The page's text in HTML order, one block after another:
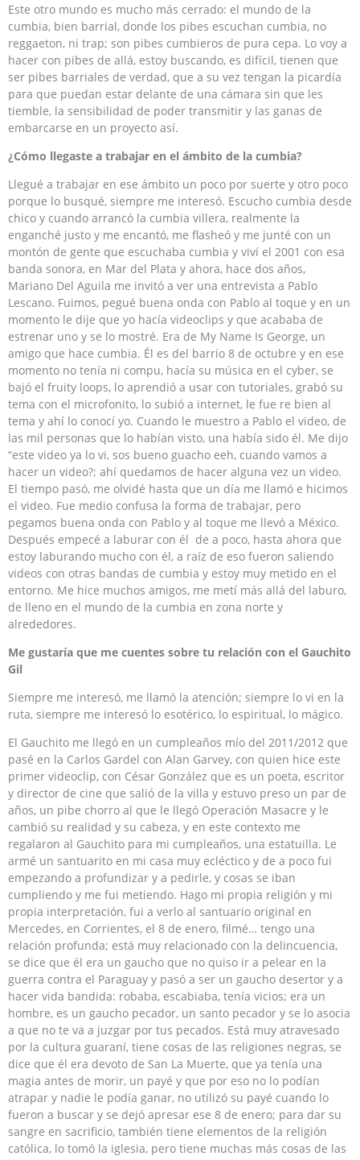
Este otro mundo es mucho más cerrado: el mundo de la
cumbia, bien barrial, donde los pibes escuchan cumbia, no
reggaeton, ni trap; son pibes cumbieros de pura cepa. Lo voy a
hacer con pibes de allá, estoy buscando, es difícil, tienen que
ser pibes barriales de verdad, que a su vez tengan la picardía
para que puedan estar delante de una cámara sin que les
tiemble, la sensibilidad de poder transmitir y las ganas de
embarcarse en un proyecto así.
¿Cómo llegaste a trabajar en el ámbito de la cumbia?
Llegué a trabajar en ese ámbito un poco por suerte y otro poco
porque lo busqué, siempre me interesó. Escucho cumbia desde
chico y cuando arrancó la cumbia villera, realmente la
enganché justo y me encantó, me flasheó y me junté con un
montón de gente que escuchaba cumbia y viví el 2001 con esa
banda sonora, en Mar del Plata y ahora, hace dos años,
Mariano Del Aguila me invitó a ver una entrevista a Pablo
Lescano. Fuimos, pegué buena onda con Pablo al toque y en un
momento le dije que yo hacía videoclips y que acababa de
estrenar uno y se lo mostré. Era de My Name Is George, un
amigo que hace cumbia. Él es del barrio 8 de octubre y en ese
momento no tenía ni compu, hacía su música en el cyber, se
bajó el fruity loops, lo aprendió a usar con tutoriales, grabó su
tema con el microfonito, lo subió a internet, le fue re bien al
tema y ahí lo conocí yo. Cuando le muestro a Pablo el video, de
las mil personas que lo habían visto, una había sido él. Me dijo
“este video ya lo vi, sos bueno guacho eeh, cuando vamos a
hacer un video?; ahí quedamos de hacer alguna vez un video.
El tiempo pasó, me olvidé hasta que un día me llamó e hicimos
el video. Fue medio confusa la forma de trabajar, pero
pegamos buena onda con Pablo y al toque me llevó a México.
Después empecé a laburar con él de a poco, hasta ahora que
estoy laburando mucho con él, a raíz de eso fueron saliendo
videos con otras bandas de cumbia y estoy muy metido en el
entorno. Me hice muchos amigos, me metí más allá del laburo,
de lleno en el mundo de la cumbia en zona norte y
alrededores.
Me gustaría que me cuentes sobre tu relación con el Gauchito
Gil
Siempre me interesó, me llamó la atención; siempre lo vi en la
ruta, siempre me interesó lo esotérico, lo espiritual, lo mágico.
El Gauchito me llegó en un cumpleaños mío del 2011/2012 que
pasé en la Carlos Gardel con Alan Garvey, con quien hice este
primer videoclip, con César González que es un poeta, escritor
y director de cine que salió de la villa y estuvo preso un par de
años, un pibe chorro al que le llegó Operación Masacre y le
cambió su realidad y su cabeza, y en este contexto me
regalaron al Gauchito para mi cumpleaños, una estatuilla. Le
armé un santuarito en mi casa muy ecléctico y de a poco fui
empezando a profundizar y a pedirle, y cosas se iban
cumpliendo y me fui metiendo. Hago mi propia religión y mi
propia interpretación, fui a verlo al santuario original en
Mercedes, en Corrientes, el 8 de enero, filmé… tengo una
relación profunda; está muy relacionado con la delincuencia,
se dice que él era un gaucho que no quiso ir a pelear en la
guerra contra el Paraguay y pasó a ser un gaucho desertor y a
hacer vida bandida: robaba, escabiaba, tenía vicios; era un
hombre, es un gaucho pecador, un santo pecador y se lo asocia
a que no te va a juzgar por tus pecados. Está muy atravesado
por la cultura guaraní, tiene cosas de las religiones negras, se
dice que él era devoto de San La Muerte, que ya tenía una
magia antes de morir, un payé y que por eso no lo podían
atrapar y nadie le podía ganar, no utilizó su payé cuando lo
fueron a buscar y se dejó apresar ese 8 de enero; para dar su
sangre en sacrificio, también tiene elementos de la religión
católica, lo tomó la iglesia, pero tiene muchas más cosas de las